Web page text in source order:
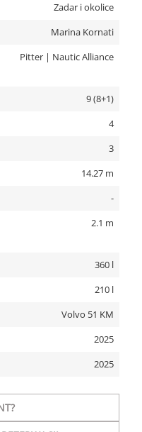
Zadar i okolice
Marina Kornati
Pitter | Nautic Alliance
9 (8+1)
4
3
14.27 m
-
2.1 m
360 l
210 l
Volvo 51 KM
2025
2025